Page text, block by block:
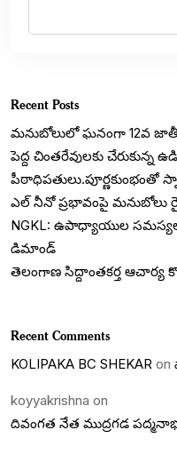
Recent Posts
మనుబోలులో ఘనంగా 12వ
పెద్ద చింతరేవులకు
పీఠాధిపతులు.పూర్ణకుంభంతో
ఎల్ నీనో ప్రభావంపై మనుబోలు
NGKL: ఉపాధ్యాయుల
డిమాండ్
తెలంగాణ సిద్దాంతకర్త ఆచార్య
Recent Comments
KOLIPAKA BC SHEKAR on
koyyakrishna on
దివంగత నేత ముద్రగడ